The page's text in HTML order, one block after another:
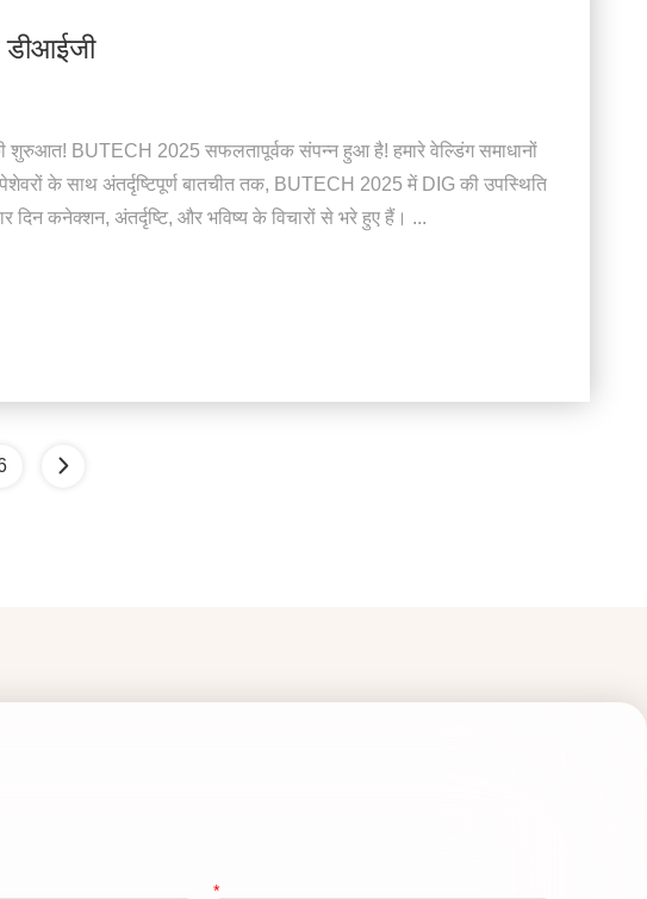
शुरुआत! BUTECH 2025 सफलतापूर्वक संपन्न हुआ है! हमारे वेल्डिंग समाधानों
के साथ अंतर्दृष्टिपूर्ण बातचीत तक, BUTECH 2025 में DIG की उपस्थिति
दिन कनेक्शन, अंतर्दृष्टि, और भविष्य के विचारों से भरे हुए हैं। ...